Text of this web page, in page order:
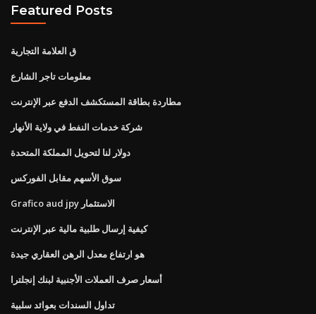
Featured Posts
ق العلامة التجارية
معلومات تاجر الشارع
مطاردة بطاقة المستكشف الدفع عبر الإنترنت
شركة خدمات النفط في ولاية الأنهار
دولار لنا لتحويل المملكة المتحدة
سوق الأسهم مقابل الفوركس
Grafico aud jpy الاستثمار
كيفية إرسال طلبية مالية عبر الإنترنت
هو ارتفاع معدل الرهن العقاري جيدة
أسعار صرف العملات الأجنبية لبنك إنجلترا
تداول السندات بعوائد سلبية